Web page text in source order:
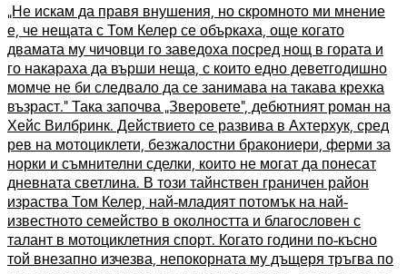
„Не искам да правя внушения, но скромното ми мнение
е, че нещата с Том Келер се объркаха, още когато
двамата му чичовци го заведоха посред нощ в гората и
го накараха да върши неща, с които едно деветгодишно
момче не би следвало да се занимава на такава крехка
възраст.“ Така започва „Зверовете“, дебютният роман на
Хейс Вилбринк. Действието се развива в Ахтерхук, сред
рев на мотоциклети, безжалостни бракониери, ферми за
норки и съмнителни сделки, които не могат да понесат
дневната светлина. В този тайнствен граничен район
израства Том Келер, най-младият потомък на най-
известното семейство в околността и благословен с
талант в мотоциклетния спорт. Когато години по-късно
той внезапно изчезва, непокорната му дъщеря тръгва по